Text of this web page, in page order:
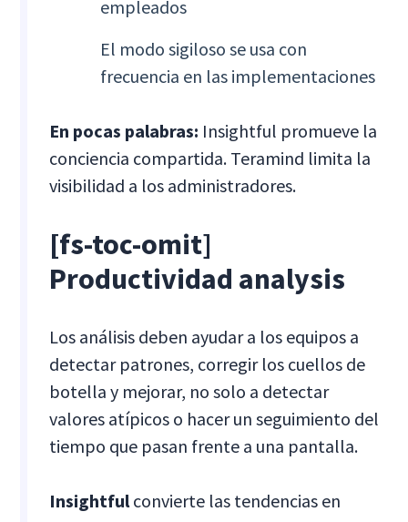
empleados
El modo sigiloso se usa con
frecuencia en las implementaciones
En pocas palabras: Insightful promueve la
conciencia compartida. Teramind limita la
visibilidad a los administradores.
[fs-toc-omit]
Productividad analysis
Los análisis deben ayudar a los equipos a
detectar patrones, corregir los cuellos de
botella y mejorar, no solo a detectar
valores atípicos o hacer un seguimiento del
tiempo que pasan frente a una pantalla.
Insightfulconvierte las tendencias en